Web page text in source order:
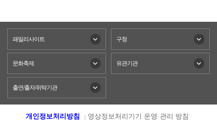
패밀리사이트 구청
문화축제 유관기관
출연/출자/위탁기관
개인정보처리방침 영상정보처리기기 운영·관리 방침